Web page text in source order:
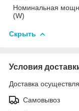
Номинальная
(W)
Скрыть
Условия
Доставка
Самовывоз